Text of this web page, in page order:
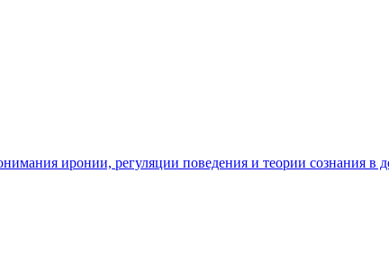
иронии, регуляции поведения и теории сознания в